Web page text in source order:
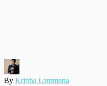
By Krittha Lammana